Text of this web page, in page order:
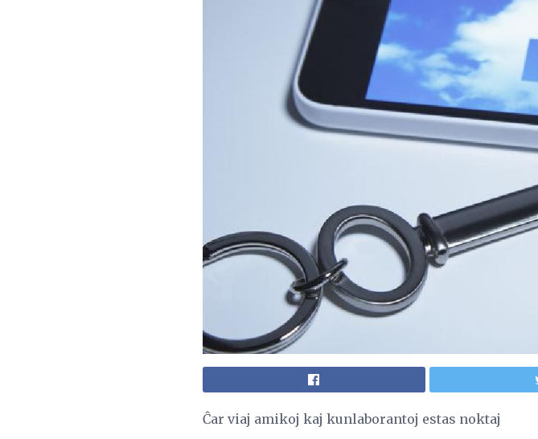
Ĉar viaj amikoj kaj kunlaborantoj estas noktaj